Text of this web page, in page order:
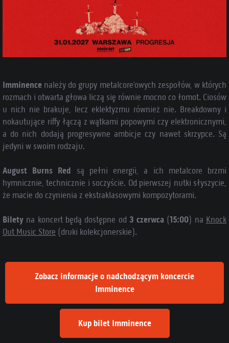
Imminence należy do grupy metalcore’owych zespołów, w których
rozmach i otwarta głowa liczą się równie mocno co łomot. Ciosów
u nich nie brakuje, lecz eklektyzmu również nie. Breakdowny i
nokautujące riffy łączą z wątkami popowymi czy elektronicznymi,
a do nich dodają progresywne ambicje czy nawet skrzypce. Są
jedyni w swoim rodzaju.
August Burns Red są pełni energii, a ich metalcore brzmi
hymnicznie, technicznie i soczyście. Od pierwszej nutki słyszycie,
że macie do czynienia z ekstraklasowymi kompozytorami.
Bilety na koncert będą dostępne od 3 czerwca (15:00) na Knock
Out Music Store (druki kolekcjonerskie).
Zobacz informacje o nadchodzącym koncercie
Imminence
Kup bilet Imminence